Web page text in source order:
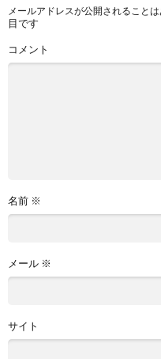
メールアドレスが公開されることは
目です
コメント
名前 ※
メール ※
サイト